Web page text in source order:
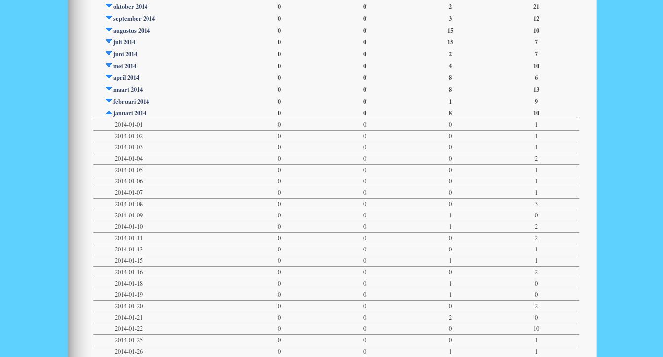
oktober 2014
0 0 2
21
september 2014
0 0 3
12
augustus 2014
0 0 15
10
juli 2014
0 0 15
7
juni 2014
0 0 2
7
mei 2014
0 0 4
10
april 2014
0 0 8
6
maart 2014
0 0 8
13
februari 2014
0 0 1
9
januari 2014
0 0 8 10
2014-01-01 0 0 0
1
2014-01-02
0 0 0
1
2014-01-03
0 0 0
1
2014-01-04
0 0 0
2
2014-01-05
0 0 0
1
2014-01-06
0 0 0
1
2014-01-07
0 0 0
1
2014-01-08
0 0 0
3
2014-01-09
0 0 1
0
2014-01-10
0 0 1
2
2014-01-11
0 0 0
2
2014-01-13
0 0 0
1
2014-01-15
0 0 1
1
2014-01-16
0 0 0
2
2014-01-18
0 0 1
0
2014-01-19
0 0 1
0
2014-01-20
0 0 0
2
2014-01-21
0 0 2
0
2014-01-22
0 0 0
10
2014-01-25
0 0 0
1
2014-01-26
0 0 1 1